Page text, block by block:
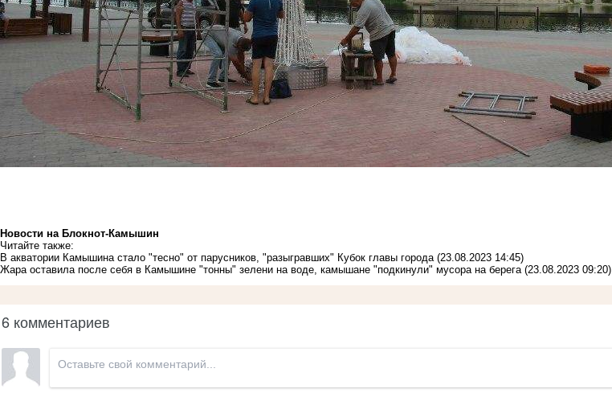
Новости на Блoкнoт-Камышин
Читайте также:
В акватории Камышина стало "тесно" от парусников, "разыгравших" Кубок главы города (23.08.2023 14:45)
Жара оставила после себя в Камышине "тонны" зелени на воде, камышане "подкинули" мусора на берега (23.08.2023 09:20)
6 комментариев